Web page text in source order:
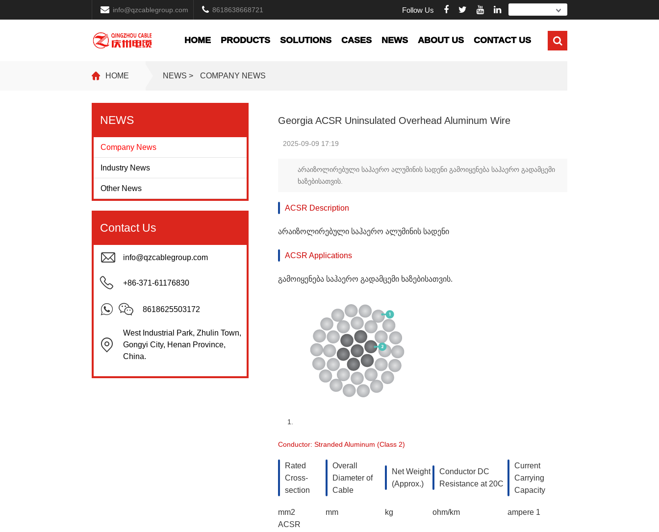
info@qzcablegroup.com 8618638668721 Follow Us
HOME PRODUCTS SOLUTIONS CASES NEWS ABOUT US CONTACT US
HOME NEWS > COMPANY NEWS
NEWS
Company News
Industry News
Other News
Contact Us
info@qzcablegroup.com
+86-371-61176830
8618625503172
West Industrial Park, Zhulin Town,
Gongyi City, Henan Province,
China.
Georgia ACSR Uninsulated Overhead Aluminum Wire
2025-09-09 17:19
არაიზოლირებული საჰაერო ალუმინის სადენი გამოიყენება საჰაერო გადამცემი
ხაზებისათვის.
ACSR Description
არაიზოლირებული საჰაერო ალუმინის სადენი
ACSR Applications
გამოიყენება საჰაერო გადამცემი ხაზებისათვის.
Conductor: Stranded Aluminum (Class 2)
Rated
Cross-
section
Overall
Diameter of
Cable
Net Weight
(Approx.)
Conductor DC
Resistance at 20C
Current
Carrying
Capacity
mm2 mm kg ohm/km
ampere 1
ACSR